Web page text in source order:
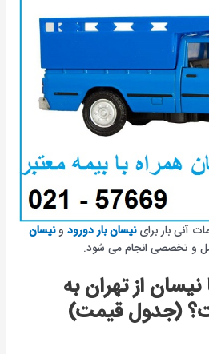
آنی بار براینیسان بار دورود ونیسان
و تخصصی انجام می شود.
نیسان از تهران به
(جدول قیمت)